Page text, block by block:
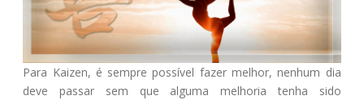
Para Kaizen, é sempre possível fazer melhor, nenhum dia
deve passar sem que alguma melhoria tenha sido